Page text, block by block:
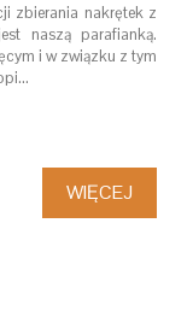
zbierania nakrętek z
naszą parafianką.
i w związku z tym
WIĘCEJ